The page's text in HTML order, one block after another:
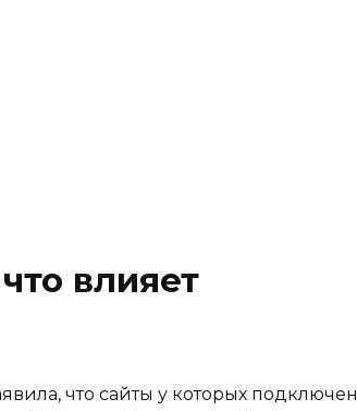
влияет
что сайты у которых подключен